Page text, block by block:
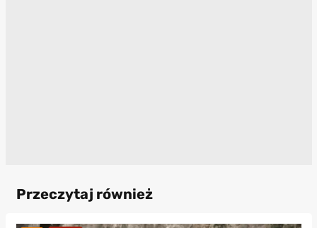
Przeczytaj również